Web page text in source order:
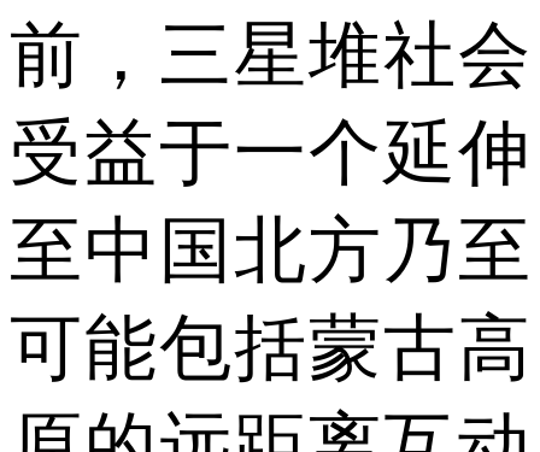
前，三星堆社会
受益于一个延伸
至中国北方乃至
可能包括蒙古高